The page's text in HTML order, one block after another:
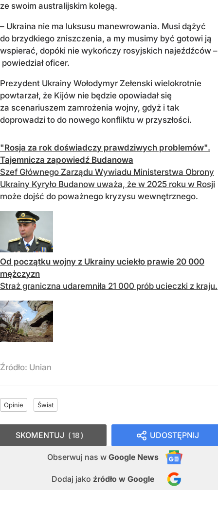
ze swoim australijskim kolegą.
– Ukraina nie ma luksusu manewrowania. Musi dążyć
do brzydkiego zniszczenia, a my musimy być gotowi ją
wspierać, dopóki nie wykończy rosyjskich najeźdźców –
powiedział oficer.
Prezydent Ukrainy Wołodymyr Zełenski wielokrotnie
powtarzał, że Kijów nie będzie opowiadał się
za scenariuszem zamrożenia wojny, gdyż i tak
doprowadzi to do nowego konfliktu w przyszłości.
"Rosja za rok doświadczy prawdziwych problemów".
Tajemnicza zapowiedź Budanowa
Szef Głównego Zarządu Wywiadu Ministerstwa Obrony
Ukrainy Kyryło Budanow uważa, że ​​w 2025 roku w Rosji
może dojść do poważnego kryzysu wewnętrznego.
Od początku wojny z Ukrainy uciekło prawie 20 000
mężczyzn
Straż graniczna udaremniła 21 000 prób ucieczki z kraju.
Źródło: Unian
Opinie Świat
UDOSTĘPNIJ
Obserwuj nas w Google News
Dodaj jako źródło w Google
SKOMENTUJ 18